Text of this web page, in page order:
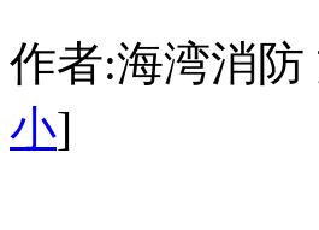
作者:海湾消防
小]